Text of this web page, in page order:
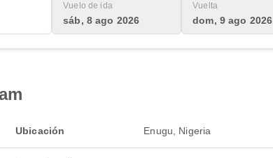
Vuelo de ida
sáb, 8 ago 2026
Vuelta
dom, 9 ago 2026
Ubicación Enugu, Nigeria